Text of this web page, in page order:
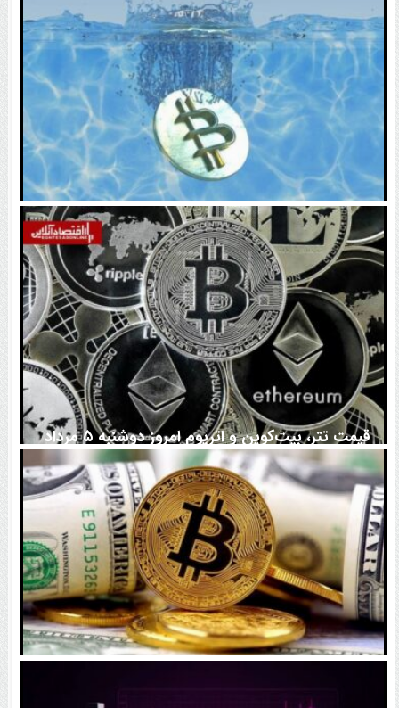
اتفاق تاریخی در بازار رمزارزها / بیت‌کوین سبز شد
قیمت تتر، بیت‌کوین و اتریوم امروز دوشنبه ۵ مرداد
۱۴۰۵ | بیت‌کوین این مرز را از دست بدهد، همه‌چیز تغییر
می‌کند